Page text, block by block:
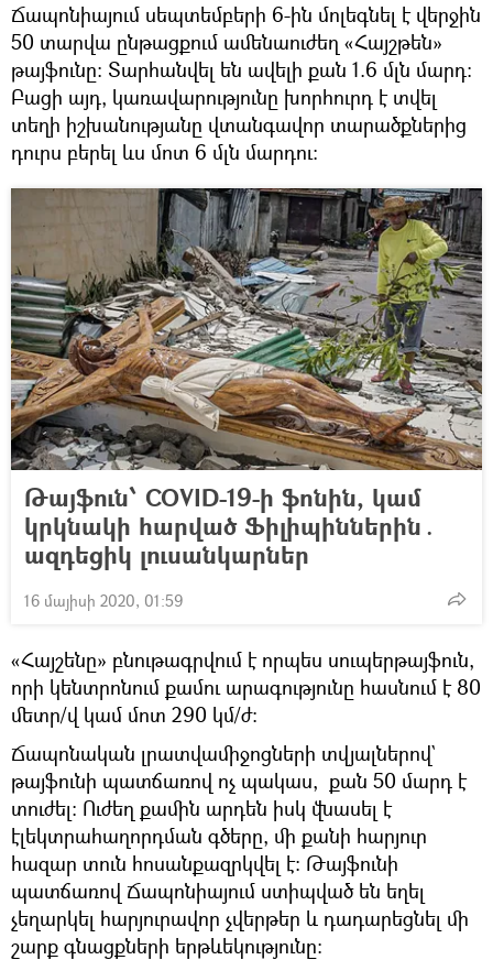
Ճապոնիայում սեպտեմբերի 6-ին մոլեգնել է վերջին
50 տարվա ընթացքում ամենաուժեղ «Հայշթեն»
թայֆունը։ Տարհանվել են ավելի քան 1.6 մլն մարդ։
Բացի այդ, կառավարությունը խորհուրդ է տվել
տեղի իշխանությանը վտանգավոր տարածքներից
դուրս բերել ևս մոտ 6 մլն մարդու։
Թայֆուն՝ COVID-19-ի ֆոնին, կամ
կրկնակի հարված Ֆիլիպիններին․
ազդեցիկ լուսանկարներ
16 մայիսի 2020, 01:59
«Հայշենը» բնութագրվում է որպես սուպերթայֆուն,
որի կենտրոնում քամու արագությունը հասնում է 80
մետր/վ կամ մոտ 290 կմ/ժ։
Ճապոնական լրատվամիջոցների տվյալներով`
թայֆունի պատճառով ոչ պակաս, քան 50 մարդ է
տուժել։ Ուժեղ քամին արդեն իսկ վնասել է
էլեկտրահաղորդման գծերը, մի քանի հարյուր
հազար տուն հոսանքազրկվել է։ Թայֆունի
պատճառով Ճապոնիայում ստիպված են եղել
չեղարկել հարյուրավոր չվերթեր և դադարեցնել մի
շարք գնացքների երթևեկությունը։